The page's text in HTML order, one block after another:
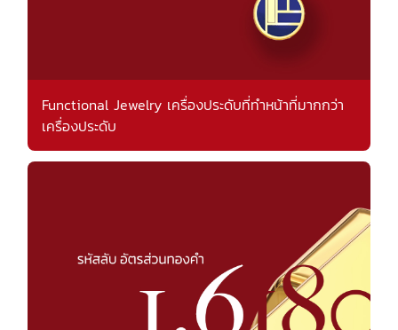
Functional Jewelry เครื่องประดับที่ทำหน้าที่มากกว่า
เครื่องประดับ